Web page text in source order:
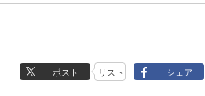
ポスト リスト シェア